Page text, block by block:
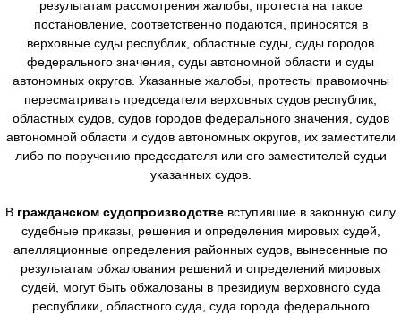
результатам рассмотрения жалобы, протеста на такое
постановление, соответственно подаются, приносятся в
верховные суды республик, областные суды, суды городов
федерального значения, суды автономной области и суды
автономных округов. Указанные жалобы, протесты правомочны
пересматривать председатели верховных судов республик,
областных судов, судов городов федерального значения, судов
автономной области и судов автономных округов, их заместители
либо по поручению председателя или его заместителей судьи
указанных судов.
В гражданском судопроизводстве вступившие в законную силу
судебные приказы, решения и определения мировых судей,
апелляционные определения районных судов, вынесенные по
результатам обжалования решений и определений мировых
судей, могут быть обжалованы в президиум верховного суда
республики, областного суда, суда города федерального